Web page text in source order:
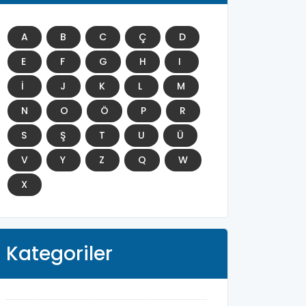
A B C Ç
D
E
F G H
I
İ
J K L
M
N
O Ö P
R
S
Ş T U
Ü
V
Y Z Q
W
X
Kategoriler